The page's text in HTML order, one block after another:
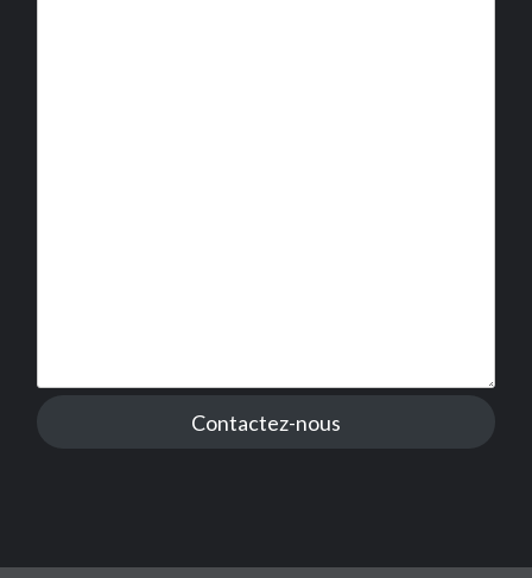
Contactez-nous